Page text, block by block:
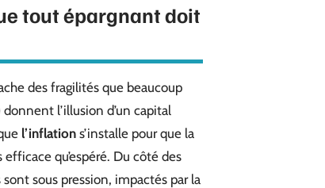
tout épargnant doit
des fragilités que beaucoup
l’illusion d’un capital
l’inflation s’installe pour que la
qu’espéré. Du côté des
sous pression, impactés par la